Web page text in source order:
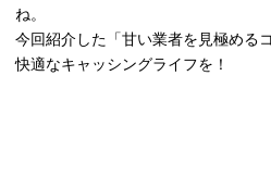
ね。
今回紹介した「甘い業者を見極める
快適なキャッシングライフを！